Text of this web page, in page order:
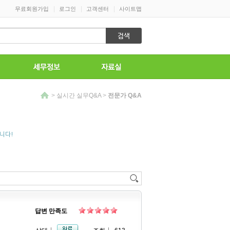
무료회원가입 로그인 고객센터 사이트맵
> 실시간 실무Q&A> 전문가 Q&A
다!
답변 만족도